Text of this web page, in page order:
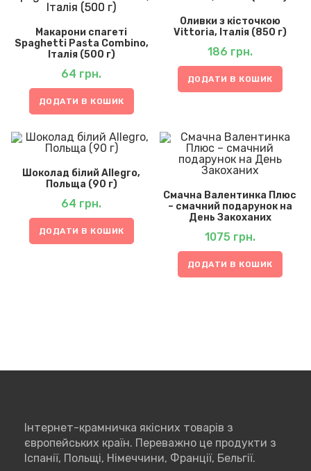
Макарони спагеті
Spaghetti Pasta Combino,
Італія (500 г)
64 грн.
ДОДАТИ В КОШИК
Оливки з кісточкою
Vittoria, Італія (850 г)
186 грн.
ДОДАТИ В КОШИК
Шоколад білий Allegro,
Польща (90 г)
64 грн.
ДОДАТИ В КОШИК
Смачна Валентинка Плюс
– смачний подарунок на
День Закоханих
1075 грн.
ДОДАТИ В КОШИК
Інтернет-крамничка якісних товарів з
європейських країн. Переважно це продукти з
Іспанії, Польщі, Німеччини, Франції, Бельгії.